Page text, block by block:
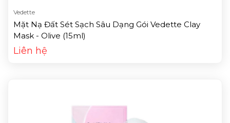
Vedette
Mặt Nạ Đất Sét Sạch Sâu Dạng Gói Vedette Clay
Mask - Olive (15ml)
Liên hệ